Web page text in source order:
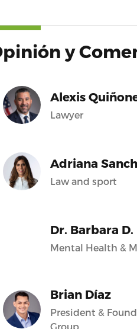
y
Alexis
Lawyer
Adriana
Law and sport
Dr. Barbara
Mental Health &
Brian Díaz
President &
Group